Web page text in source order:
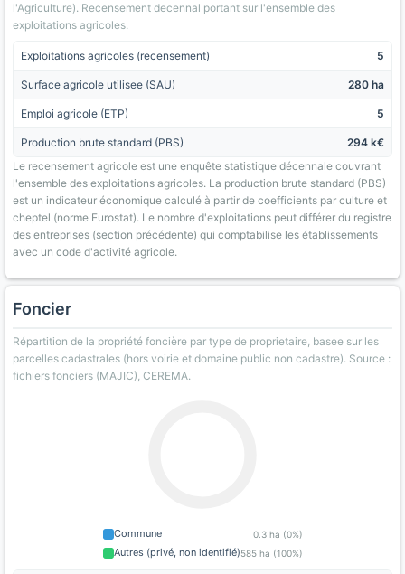
l'Agriculture). Recensement decennal portant sur l'ensemble des
exploitations agricoles.
Exploitations agricoles (recensement) 5
Surface agricole utilisee (SAU) 280 ha
Emploi agricole (ETP) 5
Production brute standard (PBS)
294 k€
Le recensement agricole est une enquête statistique décennale couvrant
l'ensemble des exploitations agricoles. La production brute standard (PBS)
est un indicateur économique calculé à partir de coefficients par culture et
cheptel (norme Eurostat). Le nombre d'exploitations peut différer du registre
des entreprises (section précédente) qui comptabilise les établissements
avec un code d'activité agricole.
Foncier
Répartition de la propriété foncière par type de proprietaire, basee sur les
parcelles cadastrales (hors voirie et domaine public non cadastre). Source :
fichiers fonciers (MAJIC), CEREMA.
Commune 0.3 ha (0%)
Autres (privé, non identifié)585 ha (100%)